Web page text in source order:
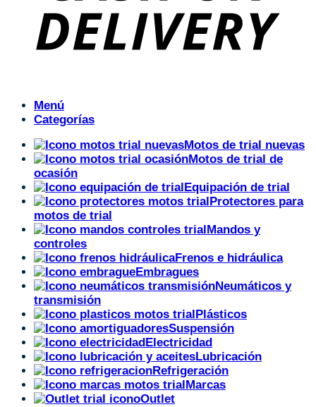
Menú
Categorías
Motos de trial nuevas
Motos de trial de
ocasión
Equipación de trial
Protectores para
motos de trial
Mandos y
controles
Frenos e hidráulica
Embragues
Neumáticos y
transmisión
Plásticos
Suspensión
Electricidad
Lubricación
Refrigeración
Marcas
Outlet